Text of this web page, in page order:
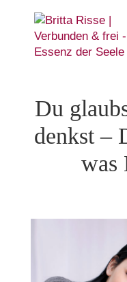
Du
denkst –
was